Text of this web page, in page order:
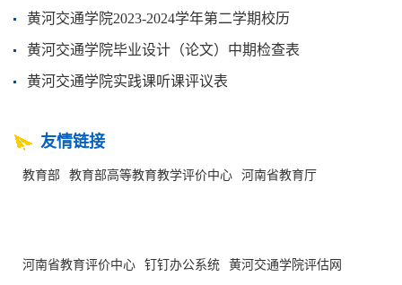
黄河交通学院2023-2024学年第二学期校历
黄河交通学院毕业设计（论文）中期检查表
黄河交通学院实践课听课评议表
友情链接
教育部 教育部高等教育教学评价中心 河南省教育厅
河南省教育评价中心 钉钉办公系统 黄河交通学院评估网